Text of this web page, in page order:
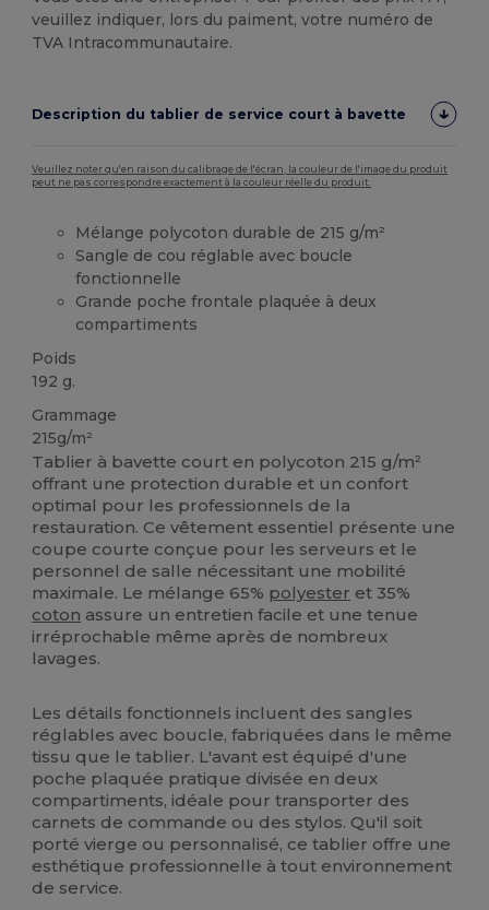
veuillez indiquer, lors du paiment, votre numéro de
TVA Intracommunautaire.
Description du tablier de service court à bavette
Veuillez noter qu'en raison du calibrage de l'écran, la couleur de l'image du produit
peut ne pas correspondre exactement à la couleur réelle du produit.
Mélange polycoton durable de 215 g/m²
Sangle de cou réglable avec boucle
fonctionnelle
Grande poche frontale plaquée à deux
compartiments
Poids
192 g.
Grammage
215g/m²
Tablier à bavette court en polycoton 215 g/m²
offrant une protection durable et un confort
optimal pour les professionnels de la
restauration. Ce vêtement essentiel présente une
coupe courte conçue pour les serveurs et le
personnel de salle nécessitant une mobilité
maximale. Le mélange 65% polyester et 35%
coton assure un entretien facile et une tenue
irréprochable même après de nombreux
lavages.
Les détails fonctionnels incluent des sangles
réglables avec boucle, fabriquées dans le même
tissu que le tablier. L'avant est équipé d'une
poche plaquée pratique divisée en deux
compartiments, idéale pour transporter des
carnets de commande ou des stylos. Qu'il soit
porté vierge ou personnalisé, ce tablier offre une
esthétique professionnelle à tout environnement
de service.